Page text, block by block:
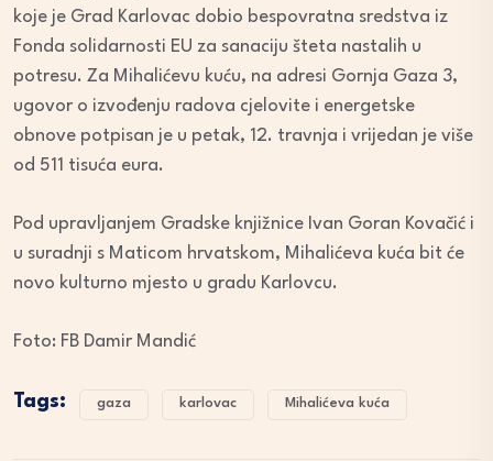
koje je Grad Karlovac dobio bespovratna sredstva iz
Fonda solidarnosti EU za sanaciju šteta nastalih u
potresu. Za Mihalićevu kuću, na adresi Gornja Gaza 3,
ugovor o izvođenju radova cjelovite i energetske
obnove potpisan je u petak, 12. travnja i vrijedan je više
od 511 tisuća eura.
Pod upravljanjem Gradske knjižnice Ivan Goran Kovačić i
u suradnji s Maticom hrvatskom, Mihalićeva kuća bit će
novo kulturno mjesto u gradu Karlovcu.
Foto: FB Damir Mandić
Tags: gaza karlovac Mihalićeva kuća